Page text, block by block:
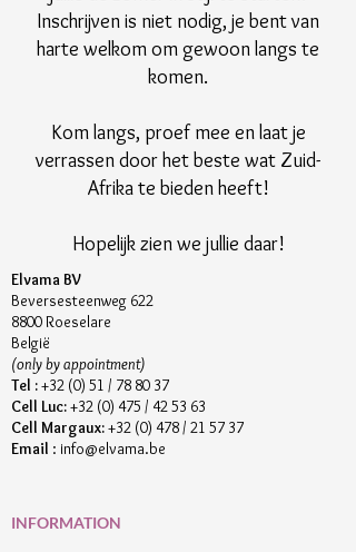
Inschrijven is niet nodig, je bent van
harte welkom om gewoon langs te
komen.
Kom langs, proef mee en laat je
verrassen door het beste wat Zuid-
Afrika te bieden heeft!
Hopelijk zien we jullie daar!
Elvama BV
Beversesteenweg 622
8800 Roeselare
België
(only by appointment)
Tel :+32 (0) 51 / 78 80 37
Cell Luc:+32 (0) 475 / 42 53 63
Cell Margaux:+32 (0) 478 / 21 57 37
Email : info@elvama.be
INFORMATION